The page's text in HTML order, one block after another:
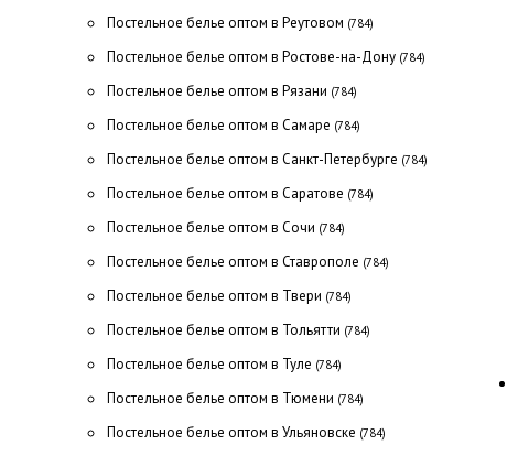
Постельное белье оптом в Реутовом (784)
Постельное белье оптом в Ростове-на-Дону (784)
Постельное белье оптом в Рязани (784)
Постельное белье оптом в Самаре (784)
Постельное белье оптом в Санкт-Петербурге (784)
Постельное белье оптом в Саратове (784)
Постельное белье оптом в Сочи (784)
Постельное белье оптом в Ставрополе (784)
Постельное белье оптом в Твери (784)
Постельное белье оптом в Тольятти (784)
Постельное белье оптом в Туле (784)
Постельное белье оптом в Тюмени (784)
Постельное белье оптом в Ульяновске (784)